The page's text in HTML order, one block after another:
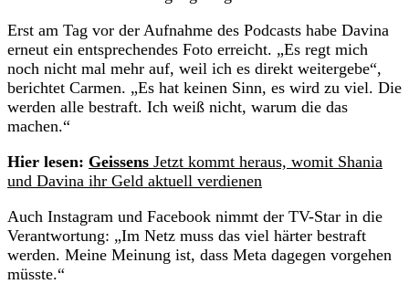
Erst am Tag vor der Aufnahme des Podcasts habe Davina
erneut ein entsprechendes Foto erreicht. „Es regt mich
noch nicht mal mehr auf, weil ich es direkt weitergebe“,
berichtet Carmen. „Es hat keinen Sinn, es wird zu viel. Die
werden alle bestraft. Ich weiß nicht, warum die das
machen.“
Hier lesen: Geissens Jetzt kommt heraus, womit Shania
und Davina ihr Geld aktuell verdienen
Auch Instagram und Facebook nimmt der TV-Star in die
Verantwortung: „Im Netz muss das viel härter bestraft
werden. Meine Meinung ist, dass Meta dagegen vorgehen
müsste.“